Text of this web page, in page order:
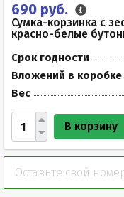
690 руб.
Сумка-корзинка с
красно-белые
Срок годности
Вложений в коробке
Вес
В корзину